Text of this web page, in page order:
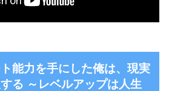
能力を手にした俺は、現実
る ～レベルアップは人生